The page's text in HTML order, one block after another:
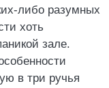
либо разумных
хоть
зале.
в три ручья